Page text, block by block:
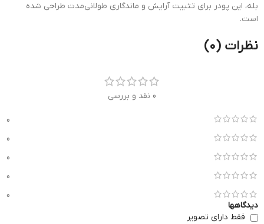
بله، این پودر برای تثبیت آرایش و ماندگاری طولانی‌مدت طراحی شده
است.
نظرات (0)
0 نقد و بررسی
0
0
0
0
0
دیدگاهها
فقط دارای تصویر